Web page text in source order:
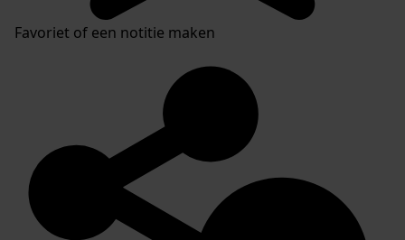
Favoriet of een notitie maken